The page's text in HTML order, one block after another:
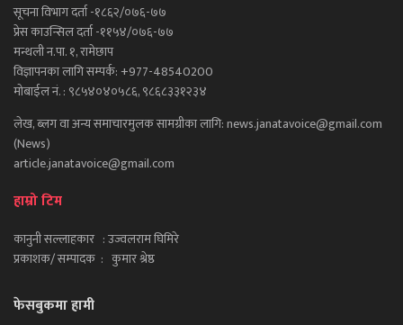
सूचना विभाग दर्ता -१८६२/०७६-७७
प्रेस काउन्सिल दर्ता -११५४/०७६-७७
मन्थली न.पा. १, रामेछाप
विज्ञापनका लागि सम्पर्क: +977-48540200
मोबाईल नं. : ९८५४०४०५८६, ९८६८३३१२३४
लेख, ब्लग वा अन्य समाचारमुलक सामग्रीका लागि: news.janatavoice@gmail.com
(News)
article.janatavoice@gmail.com
हाम्रो टिम
कानुनी सल्लाहकार : उज्वलराम घिमिरे
प्रकाशक/ सम्पादक : कुमार श्रेष्ठ
फेसबुकमा हामी